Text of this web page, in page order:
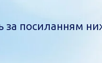
за посиланням